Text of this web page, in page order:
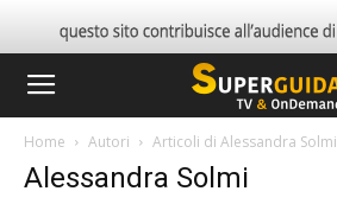
Home Autori Articoli di Alessandra Solmi
Alessandra Solmi